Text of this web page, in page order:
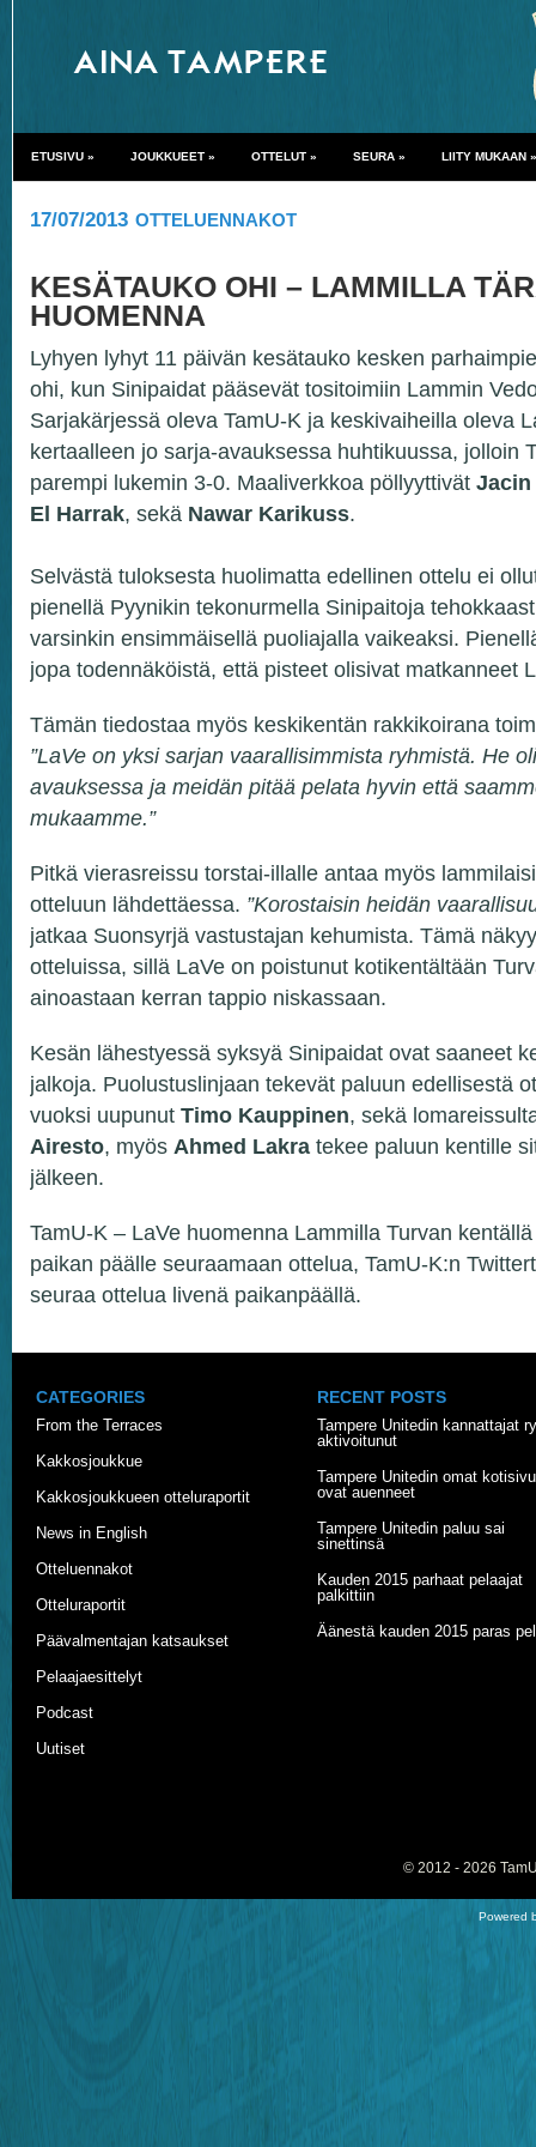
ETUSIVU » JOUKKUEET » OTTELUT » SEURA » LIITY MUKAAN »
17/07/2013 OTTELUENNAKOT
KESÄTAUKO OHI – LAMMILLA
HUOMENNA
Lyhyen lyhyt 11 päivän kesätauko kesken
ohi, kun Sinipaidat pääsevät tositoimiin Lammin
Sarjakärjessä oleva TamU-K ja keskivaiheilla oleva
kertaalleen jo sarja-avauksessa huhtikuussa, jolloin
parempi lukemin 3-0. Maaliverkkoa pöllyyttivät Jacin
El Harrak, sekä Nawar Karikuss.
Selvästä tuloksesta huolimatta edellinen ottelu ei
pienellä Pyynikin tekonurmella Sinipaitoja
varsinkin ensimmäisellä puoliajalla vaikeaksi.
jopa todennäköistä, että pisteet olisivat matkanneet
Tämän tiedostaa myös keskikentän rakkikoirana
”LaVe on yksi sarjan vaarallisimmista ryhmistä. He
avauksessa ja meidän pitää pelata hyvin että
mukaamme.”
Pitkä vierasreissu torstai-illalle antaa myös
otteluun lähdettäessa. ”Korostaisin heidän
jatkaa Suonsyrjä vastustajan kehumista. Tämä
otteluissa, sillä LaVe on poistunut kotikentältään
ainoastaan kerran tappio niskassaan.
Kesän lähestyessä syksyä Sinipaidat ovat saaneet
jalkoja. Puolustuslinjaan tekevät paluun edellisestä
vuoksi uupunut Timo Kauppinen, sekä
Airesto, myös Ahmed Lakra tekee paluun kentille
jälkeen.
TamU-K – LaVe huomenna Lammilla Turvan
paikan päälle seuraamaan ottelua, TamU-K:n
seuraa ottelua livenä paikanpäällä.
CATEGORIES
From the Terraces
Kakkosjoukkue
Kakkosjoukkueen otteluraportit
News in English
Otteluennakot
Otteluraportit
Päävalmentajan katsaukset
Pelaajaesittelyt
Podcast
Uutiset
RECENT POSTS
Tampere Unitedin kannattajat
aktivoitunut
Tampere Unitedin omat
ovat auenneet
Tampere Unitedin paluu sai
sinettinsä
Kauden 2015 parhaat pelaajat
palkittiin
Äänestä kauden 2015 paras
© 2012 - 2026
Powered